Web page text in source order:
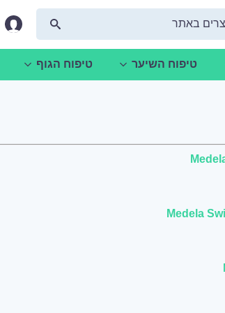
טיפוח השיער טיפוח הגוף